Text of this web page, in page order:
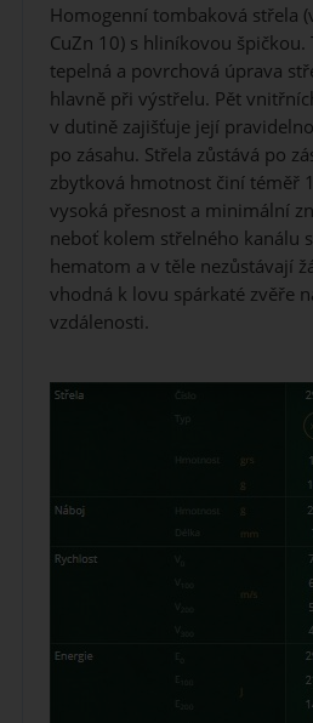
Homogenní tombaková střela
CuZn 10) s hliníkovou špičkou.
tepelná a povrchová úprava
hlavně při výstřelu. Pět
v dutině zajišťuje její
po zásahu. Střela zůstává po
zbytková hmotnost činí téměř
vysoká přesnost a minimální
neboť kolem střelného kanálu
hematom a v těle nezůstávají
vhodná k lovu spárkaté zvěře
vzdálenosti.